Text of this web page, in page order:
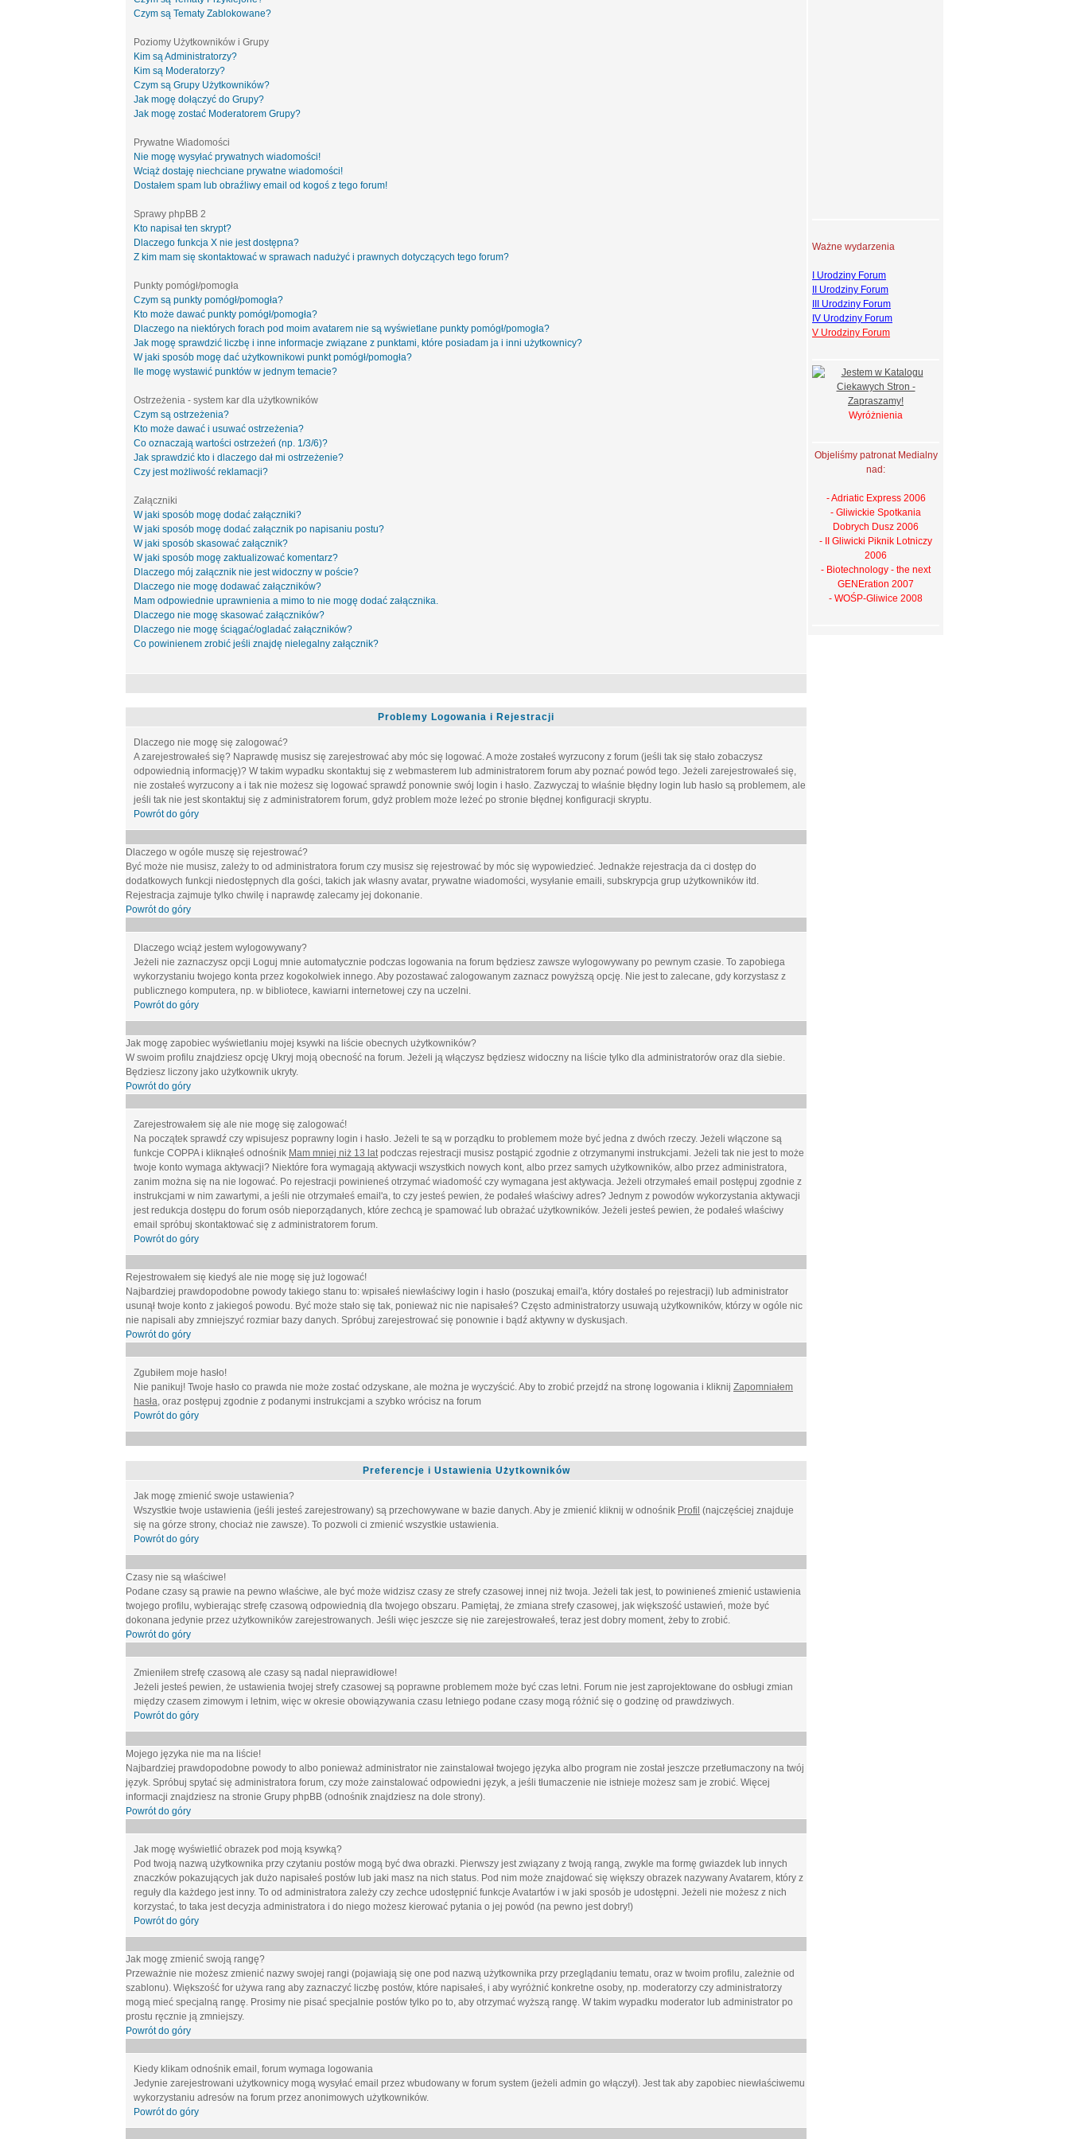
Czym są Tematy Zablokowane?
Poziomy Użytkowników i Grupy
Kim są Administratorzy?
Kim są Moderatorzy?
Czym są Grupy Użytkowników?
Jak mogę dołączyć do Grupy?
Jak mogę zostać Moderatorem Grupy?
Prywatne Wiadomości
Nie mogę wysyłać prywatnych wiadomości!
Wciąż dostaję niechciane prywatne wiadomości!
Dostałem spam lub obraźliwy email od kogoś z tego forum!
Sprawy phpBB 2
Kto napisał ten skrypt?
Dlaczego funkcja X nie jest dostępna?
Z kim mam się skontaktować w sprawach nadużyć i prawnych dotyczących tego forum?
Punkty pomógł/pomogła
Czym są punkty pomógł/pomogła?
Kto może dawać punkty pomógł/pomogła?
Dlaczego na niektórych forach pod moim avatarem nie są wyświetlane punkty pomógł/pomogła?
Jak mogę sprawdzić liczbę i inne informacje związane z punktami, które posiadam ja i inni użytkownicy?
W jaki sposób mogę dać użytkownikowi punkt pomógł/pomogła?
Ile mogę wystawić punktów w jednym temacie?
Ostrzeżenia - system kar dla użytkowników
Czym są ostrzeżenia?
Kto może dawać i usuwać ostrzeżenia?
Co oznaczają wartości ostrzeżeń (np. 1/3/6)?
Jak sprawdzić kto i dlaczego dał mi ostrzeżenie?
Czy jest możliwość reklamacji?
Załączniki
W jaki sposób mogę dodać załączniki?
W jaki sposób mogę dodać załącznik po napisaniu postu?
W jaki sposób skasować załącznik?
W jaki sposób mogę zaktualizować komentarz?
Dlaczego mój załącznik nie jest widoczny w poście?
Dlaczego nie mogę dodawać załączników?
Mam odpowiednie uprawnienia a mimo to nie mogę dodać załącznika.
Dlaczego nie mogę skasować załączników?
Dlaczego nie mogę ściągać/ogladać załączników?
Co powinienem zrobić jeśli znajdę nielegalny załącznik?
Problemy Logowania i Rejestracji
Dlaczego nie mogę się zalogować?
A zarejestrowałeś się? Naprawdę musisz się zarejestrować aby móc się logować. A może zostałeś wyrzucony z forum (jeśli tak się stało zobaczysz
odpowiednią informację)? W takim wypadku skontaktuj się z webmasterem lub administratorem forum aby poznać powód tego. Jeżeli zarejestrowałeś się,
nie zostałeś wyrzucony a i tak nie możesz się logować sprawdź ponownie swój login i hasło. Zazwyczaj to właśnie błędny login lub hasło są problemem, ale
jeśli tak nie jest skontaktuj się z administratorem forum, gdyż problem może leżeć po stronie błędnej konfiguracji skryptu.
Powrót do góry
Dlaczego w ogóle muszę się rejestrować?
Być może nie musisz, zależy to od administratora forum czy musisz się rejestrować by móc się wypowiedzieć. Jednakże rejestracja da ci dostęp do
dodatkowych funkcji niedostępnych dla gości, takich jak własny avatar, prywatne wiadomości, wysyłanie emaili, subskrypcja grup użytkowników itd.
Rejestracja zajmuje tylko chwilę i naprawdę zalecamy jej dokonanie.
Powrót do góry
Dlaczego wciąż jestem wylogowywany?
Jeżeli nie zaznaczysz opcji Loguj mnie automatycznie podczas logowania na forum będziesz zawsze wylogowywany po pewnym czasie. To zapobiega
wykorzystaniu twojego konta przez kogokolwiek innego. Aby pozostawać zalogowanym zaznacz powyższą opcję. Nie jest to zalecane, gdy korzystasz z
publicznego komputera, np. w bibliotece, kawiarni internetowej czy na uczelni.
Powrót do góry
Jak mogę zapobiec wyświetlaniu mojej ksywki na liście obecnych użytkowników?
W swoim profilu znajdziesz opcję Ukryj moją obecność na forum. Jeżeli ją włączysz będziesz widoczny na liście tylko dla administratorów oraz dla siebie.
Będziesz liczony jako użytkownik ukryty.
Powrót do góry
Zarejestrowałem się ale nie mogę się zalogować!
Na początek sprawdź czy wpisujesz poprawny login i hasło. Jeżeli te są w porządku to problemem może być jedna z dwóch rzeczy. Jeżeli włączone są
funkcje COPPA i kliknąłeś odnośnik Mam mniej niż 13 latpodczas rejestracji musisz postąpić zgodnie z otrzymanymi instrukcjami. Jeżeli tak nie jest to może
twoje konto wymaga aktywacji? Niektóre fora wymagają aktywacji wszystkich nowych kont, albo przez samych użytkowników, albo przez administratora,
zanim można się na nie logować. Po rejestracji powinieneś otrzymać wiadomość czy wymagana jest aktywacja. Jeżeli otrzymałeś email postępuj zgodnie z
instrukcjami w nim zawartymi, a jeśli nie otrzymałeś email'a, to czy jesteś pewien, że podałeś właściwy adres? Jednym z powodów wykorzystania aktywacji
jest redukcja dostępu do forum osób nieporządanych, które zechcą je spamować lub obrażać użytkowników. Jeżeli jesteś pewien, że podałeś właściwy
email spróbuj skontaktować się z administratorem forum.
Powrót do góry
Rejestrowałem się kiedyś ale nie mogę się już logować!
Najbardziej prawdopodobne powody takiego stanu to: wpisałeś niewłaściwy login i hasło (poszukaj email'a, który dostałeś po rejestracji) lub administrator
usunął twoje konto z jakiegoś powodu. Być może stało się tak, ponieważ nic nie napisałeś? Często administratorzy usuwają użytkowników, którzy w ogóle nic
nie napisali aby zmniejszyć rozmiar bazy danych. Spróbuj zarejestrować się ponownie i bądź aktywny w dyskusjach.
Powrót do góry
Zgubiłem moje hasło!
Nie panikuj! Twoje hasło co prawda nie może zostać odzyskane, ale można je wyczyścić. Aby to zrobić przejdź na stronę logowania i kliknij Zapomniałem
hasła, oraz postępuj zgodnie z podanymi instrukcjami a szybko wrócisz na forum
Powrót do góry
Preferencje i Ustawienia Użytkowników
Jak mogę zmienić swoje ustawienia?
Wszystkie twoje ustawienia (jeśli jesteś zarejestrowany) są przechowywane w bazie danych. Aby je zmienić kliknij w odnośnik Profil (najczęściej znajduje
się na górze strony, chociaż nie zawsze). To pozwoli ci zmienić wszystkie ustawienia.
Powrót do góry
Czasy nie są właściwe!
Podane czasy są prawie na pewno właściwe, ale być może widzisz czasy ze strefy czasowej innej niż twoja. Jeżeli tak jest, to powinieneś zmienić ustawienia
twojego profilu, wybierając strefę czasową odpowiednią dla twojego obszaru. Pamiętaj, że zmiana strefy czasowej, jak większość ustawień, może być
dokonana jedynie przez użytkowników zarejestrowanych. Jeśli więc jeszcze się nie zarejestrowałeś, teraz jest dobry moment, żeby to zrobić.
Powrót do góry
Zmieniłem strefę czasową ale czasy są nadal nieprawidłowe!
Jeżeli jesteś pewien, że ustawienia twojej strefy czasowej są poprawne problemem może być czas letni. Forum nie jest zaprojektowane do osbługi zmian
między czasem zimowym i letnim, więc w okresie obowiązywania czasu letniego podane czasy mogą różnić się o godzinę od prawdziwych.
Powrót do góry
Mojego języka nie ma na liście!
Najbardziej prawdopodobne powody to albo ponieważ administrator nie zainstalował twojego języka albo program nie został jeszcze przetłumaczony na twój
język. Spróbuj spytać się administratora forum, czy może zainstalować odpowiedni język, a jeśli tłumaczenie nie istnieje możesz sam je zrobić. Więcej
informacji znajdziesz na stronie Grupy phpBB (odnośnik znajdziesz na dole strony).
Powrót do góry
Jak mogę wyświetlić obrazek pod moją ksywką?
Pod twoją nazwą użytkownika przy czytaniu postów mogą być dwa obrazki. Pierwszy jest związany z twoją rangą, zwykle ma formę gwiazdek lub innych
znaczków pokazujących jak dużo napisałeś postów lub jaki masz na nich status. Pod nim może znajdować się większy obrazek nazywany Avatarem, który z
reguły dla każdego jest inny. To od administratora zależy czy zechce udostępnić funkcje Avatartów i w jaki sposób je udostępni. Jeżeli nie możesz z nich
korzystać, to taka jest decyzja administratora i do niego możesz kierować pytania o jej powód (na pewno jest dobry!)
Powrót do góry
Jak mogę zmienić swoją rangę?
Przeważnie nie możesz zmienić nazwy swojej rangi (pojawiają się one pod nazwą użytkownika przy przeglądaniu tematu, oraz w twoim profilu, zależnie od
szablonu). Większość for używa rang aby zaznaczyć liczbę postów, które napisałeś, i aby wyróżnić konkretne osoby, np. moderatorzy czy administratorzy
mogą mieć specjalną rangę. Prosimy nie pisać specjalnie postów tylko po to, aby otrzymać wyższą rangę. W takim wypadku moderator lub administrator po
prostu ręcznie ją zmniejszy.
Powrót do góry
Kiedy klikam odnośnik email, forum wymaga logowania
Jedynie zarejestrowani użytkownicy mogą wysyłać email przez wbudowany w forum system (jeżeli admin go włączył). Jest tak aby zapobiec niewłaściwemu
wykorzystaniu adresów na forum przez anonimowych użytkowników.
Powrót do góry
Ważne wydarzenia
I Urodziny Forum
II Urodziny Forum
III Urodziny Forum
IV Urodziny Forum
V Urodziny Forum
Wyróżnienia
Objeliśmy patronat Medialny
nad:
- Adriatic Express 2006
- Gliwickie Spotkania
Dobrych Dusz 2006
- II Gliwicki Piknik Lotniczy
2006
- Biotechnology - the next
GENEration 2007
- WOŚP-Gliwice 2008